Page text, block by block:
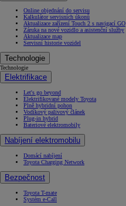
Online objednání do servisu
Kalkulátor servisních úkonů
Aktualizace zařízení Touch 2 s navigací GO
Záruka na nové vozidlo a asistenční služby
Aktualizace map
Servisní historie vozidel
Technologie
Technologie
Elektrifikace
Let's go beyond
Elektrifikované modely Toyota
Plně hybridní pohon
Vodíkový palivový článek
Plug-in hybrid
Bateriové elektromobily
Nabíjení elektromobilu
Domácí nabíjení
Toyota Charging Network
Bezpečnost
Toyota T-mate
Systém e-Call